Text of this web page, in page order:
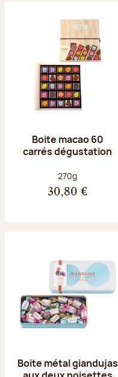
Boite macao 60
carrés dégustation
Poids net :
270g
30,80 €
Boite métal giandujas